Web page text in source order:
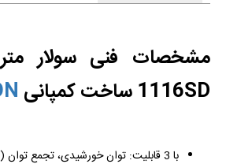
1116SD ساخت کمپانی